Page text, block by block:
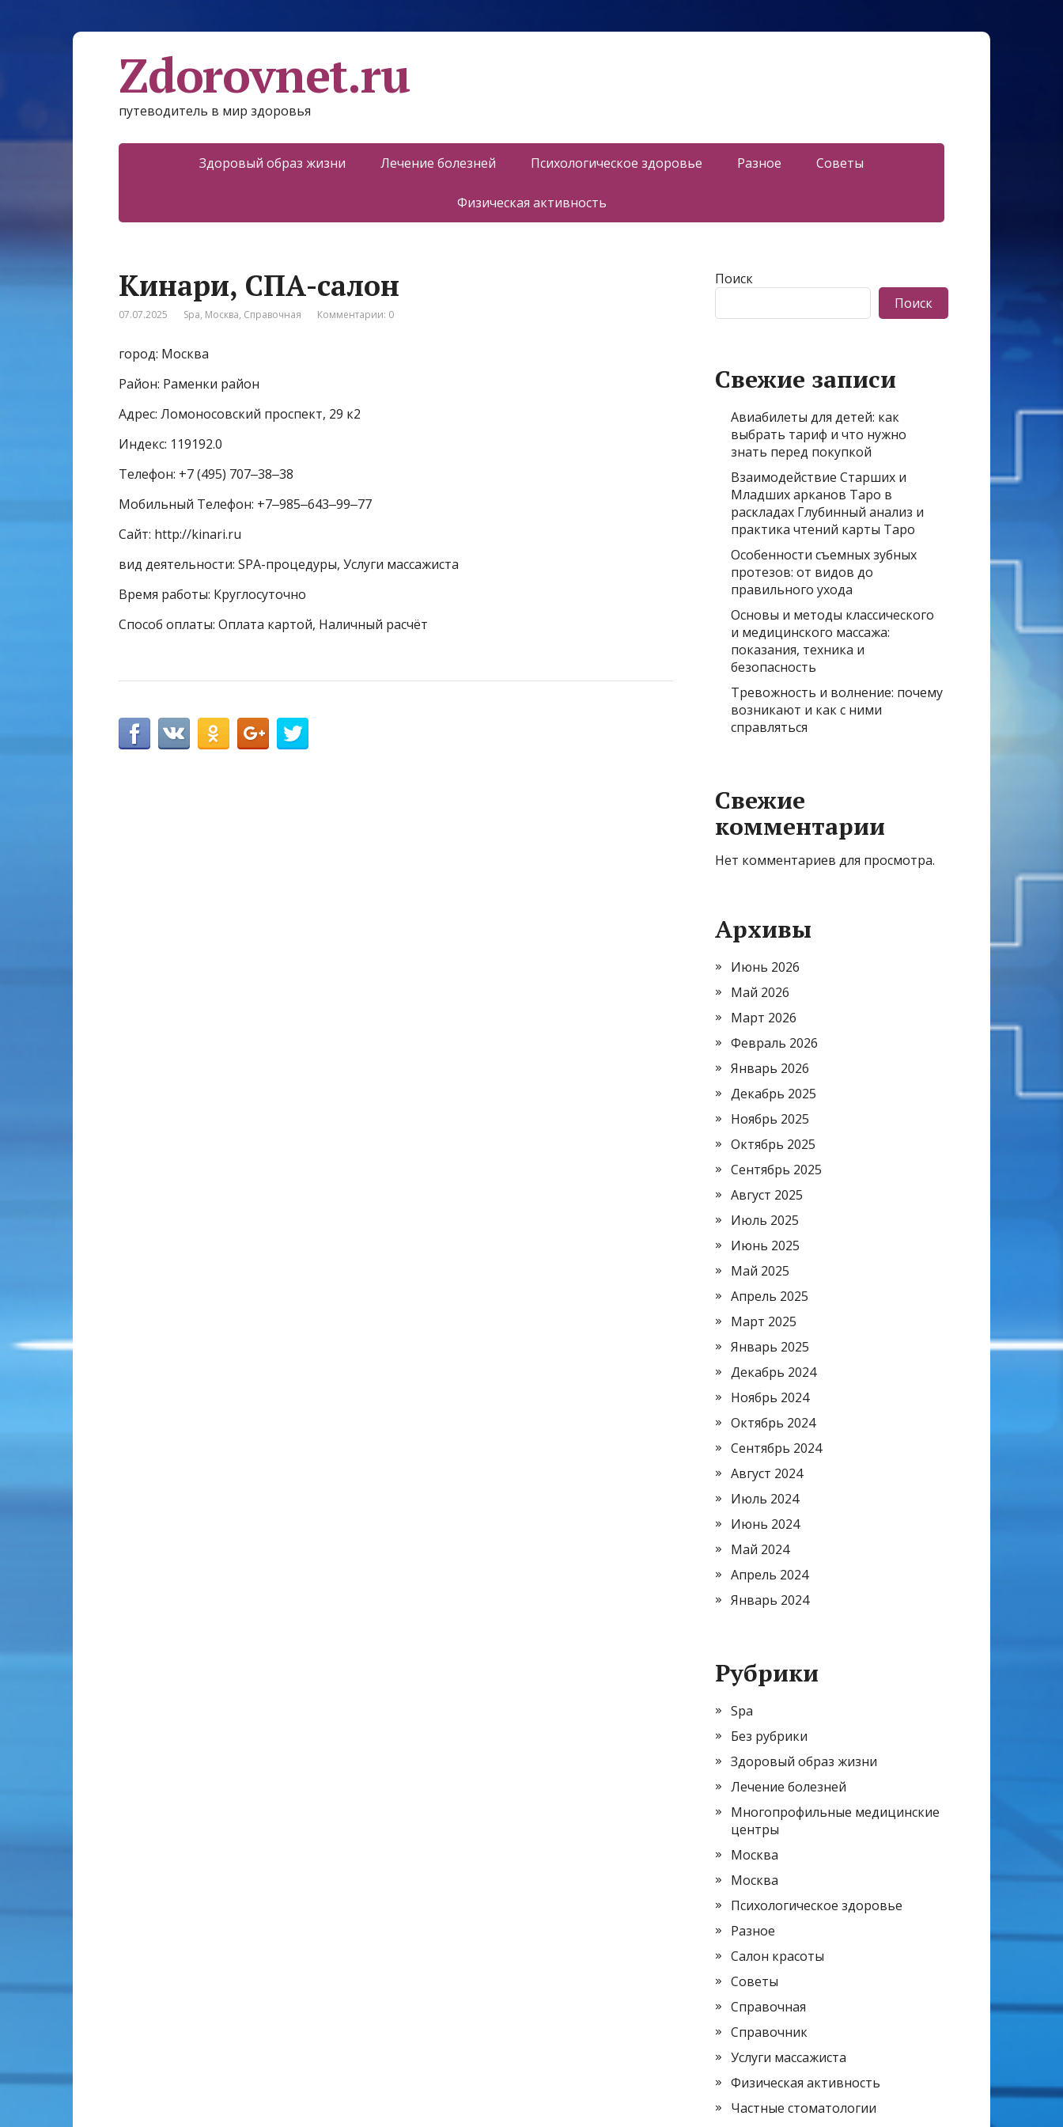
Zdorovnet.ru
путеводитель в мир здоровья
Здоровый образ жизни Лечение болезней Психологическое здоровье Разное Советы
Физическая активность
Кинари, СПА-салон
07.07.2025 Spa, Москва, Справочная Комментарии: 0
город: Москва
Район: Раменки район
Адрес: Ломоносовский проспект, 29 к2
Индекс: 119192.0
Телефон: +7 (495) 707‒38‒38
Мобильный Телефон: +7‒985‒643‒99‒77
Сайт: http://kinari.ru
вид деятельности: SPA-процедуры, Услуги массажиста
Время работы: Круглосуточно
Способ оплаты: Оплата картой, Наличный расчёт
Поиск
Поиск
Свежие записи
Авиабилеты для детей: как
выбрать тариф и что нужно
знать перед покупкой
Взаимодействие Старших и
Младших арканов Таро в
раскладах Глубинный анализ и
практика чтений карты Таро
Особенности съемных зубных
протезов: от видов до
правильного ухода
Основы и методы классического
и медицинского массажа:
показания, техника и
безопасность
Тревожность и волнение: почему
возникают и как с ними
справляться
Свежие
комментарии
Нет комментариев для просмотра.
Архивы
Июнь 2026
Май 2026
Март 2026
Февраль 2026
Январь 2026
Декабрь 2025
Ноябрь 2025
Октябрь 2025
Сентябрь 2025
Август 2025
Июль 2025
Июнь 2025
Май 2025
Апрель 2025
Март 2025
Январь 2025
Декабрь 2024
Ноябрь 2024
Октябрь 2024
Сентябрь 2024
Август 2024
Июль 2024
Июнь 2024
Май 2024
Апрель 2024
Январь 2024
Рубрики
Spa
Без рубрики
Здоровый образ жизни
Лечение болезней
Многопрофильные медицинские
центры
Москва
Москва
Психологическое здоровье
Разное
Салон красоты
Советы
Справочная
Справочник
Услуги массажиста
Физическая активность
Частные стоматологии